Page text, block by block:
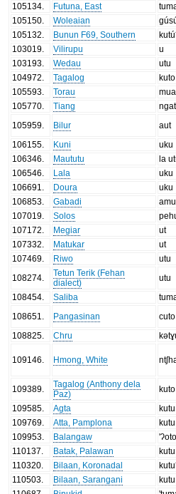
105134
Futuna, East
105150
Woleaian
105132
Bunun F69, Southern
103019
Vilirupu
u
103193
Wedau
utu
104972
Tagalog
kuto
105593
Torau
mua
105770
Tiang
ngat
105959
Bilur
aut
106155
Kuni
uku
106346
Maututu
la
106546
Lala
uku
106691
Doura
uku
106853
Gabadi
107019
Solos
107172
Megiar
ut
107332
Matukar
ut
107469
Riwo
utu
108274
Tetun Terik (Fehan
dialect)
utu
108454
Saliba
108651
Pangasinan
cuto
108825
Chru
109146 Hmong, White
109389
Tagalog (Anthony dela
Paz)
kuto
109585
Agta
kutu
109769
Atta, Pamplona
kutu
109953
Balangaw
110137
Batak, Palawan
kutu
110320
Bilaan, Koronadal
110503
Bilaan, Sarangani
kutu